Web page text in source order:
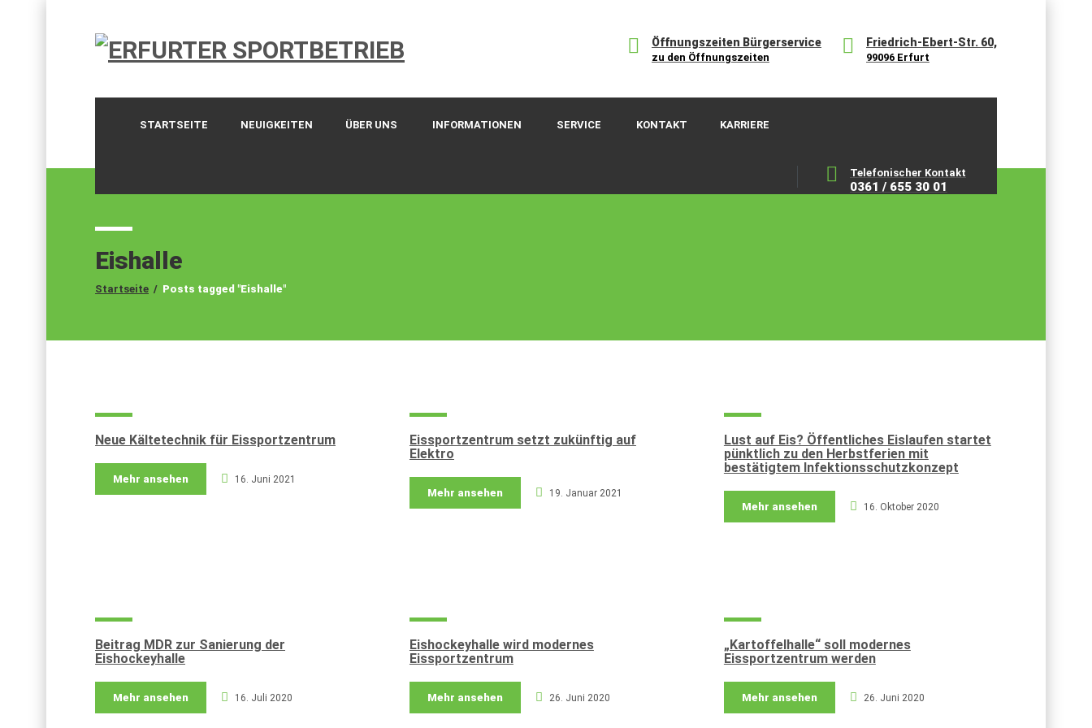
Friedrich-Ebert-Str. 60,
99096 Erfurt
Öffnungszeiten Bürgerservice
zu den Öffnungszeiten
STARTSEITE NEUIGKEITEN ÜBER UNS INFORMATIONEN SERVICE KONTAKT KARRIERE
Telefonischer Kontakt
0361 / 655 30 01
Eishalle
Startseite / Posts tagged "Eishalle"
Neue Kältetechnik für Eissportzentrum
Mehr ansehen 16. Juni 2021
Eissportzentrum setzt zukünftig auf
Elektro
Mehr ansehen 19. Januar 2021
Lust auf Eis? Öffentliches Eislaufen startet
pünktlich zu den Herbstferien mit
bestätigtem Infektionsschutzkonzept
Mehr ansehen 16. Oktober 2020
Beitrag MDR zur Sanierung der
Eishockeyhalle
Mehr ansehen 16. Juli 2020
Eishockeyhalle wird modernes
Eissportzentrum
Mehr ansehen 26. Juni 2020
„Kartoffelhalle“ soll modernes
Eissportzentrum werden
Mehr ansehen 26. Juni 2020